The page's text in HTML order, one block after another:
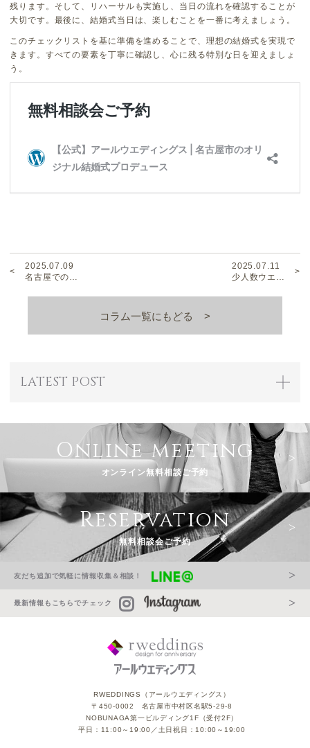
残ります。そして、リハーサルも実施し、当日の流れを確認することが
大切です。最後に、結婚式当日は、楽しむことを一番に考えましょう。
このチェックリストを基に準備を進めることで、理想の結婚式を実現で
きます。すべての要素を丁寧に確認し、心に残る特別な日を迎えましょ
う。
2025.07.09
名古屋での…
2025.07.11
少人数ウエ…
コラム一覧にもどる
LATEST POST
Online meeting
オンライン無料相談ご予約
Reservation
無料相談会ご予約
友だち追加で気軽に情報収集＆相談！
最新情報もこちらでチェック
RWEDDINGS（アールウエディングス）
〒450-0002 名古屋市中村区名駅5-29-8
NOBUNAGA第一ビルディング1F（受付2F）
平日：11:00～19:00／土日祝日：10:00～19:00